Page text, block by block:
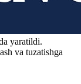
yaratildi.
va tuzatishga